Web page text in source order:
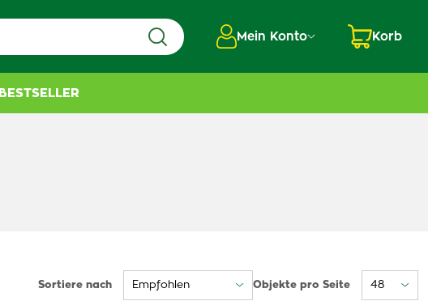
Mein Konto Korb
BESTSELLER
Sortiere nach Objekte pro Seite